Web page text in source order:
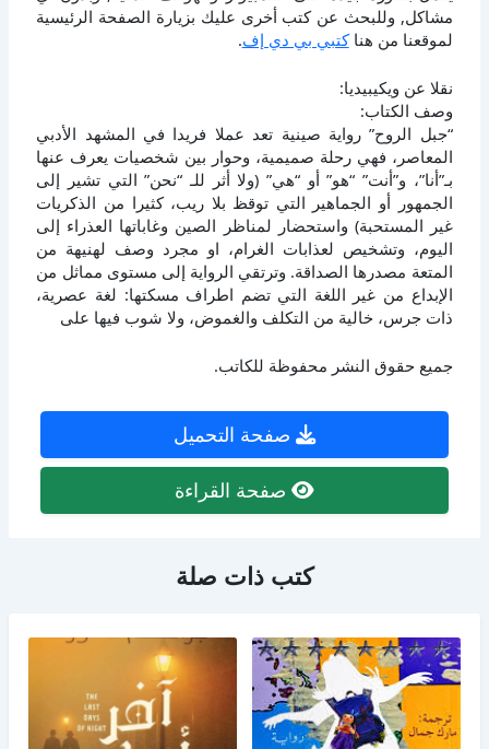
مشاكل, وللبحث عن كتب أخرى عليك بزيارة الصفحة الرئيسية
لموقعنا من هناكتبي بي دي إف.
نقلا عن ويكيبيديا:
وصف الكتاب:
“جبل الروح” رواية صينية تعد عملا فريدا في المشهد الأدبي
المعاصر، فهي رحلة صميمية، وحوار بين شخصيات يعرف عنها
بـ”أنا”، و”أنت” “هو” أو “هي” (ولا أثر للـ “نحن” التي تشير إلى
الجمهور أو الجماهير التي توقظ بلا ريب، كثيرا من الذكريات
غير المستحبة) واستحضار لمناظر الصين وغاباتها العذراء إلى
اليوم، وتشخيص لعذابات الغرام، او مجرد وصف لهنيهة من
المتعة مصدرها الصداقة. وترتقي الرواية إلى مستوى مماثل من
الإبداع من غير اللغة التي تضم اطراف مسكتها: لغة عصرية،
ذات جرس، خالية من التكلف والغموض، ولا شوب فيها على
جميع حقوق النشر محفوظة للكاتب.
صفحة التحميل
صفحة القراءة
كتب ذات صلة